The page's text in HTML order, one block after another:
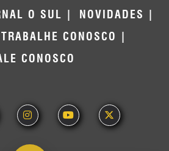
O SUL
NOVIDADES
TRABALHE CONOSCO
CONOSCO